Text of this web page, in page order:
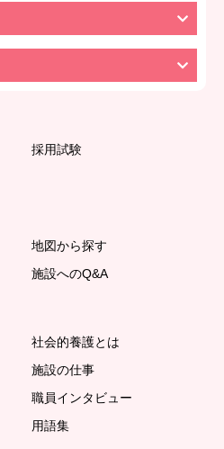
採用試験
地図から探す
施設へのQ&A
社会的養護とは
施設の仕事
職員インタビュー
用語集